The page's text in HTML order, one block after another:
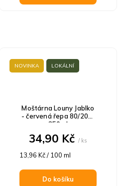
NOVINKA LOKÁLNÍ
Moštárna Louny Jablko
- červená řepa 80/20%
250ml
34,90 Kč/ ks
Měrná
13,96 Kč / 100 ml
Do košíku